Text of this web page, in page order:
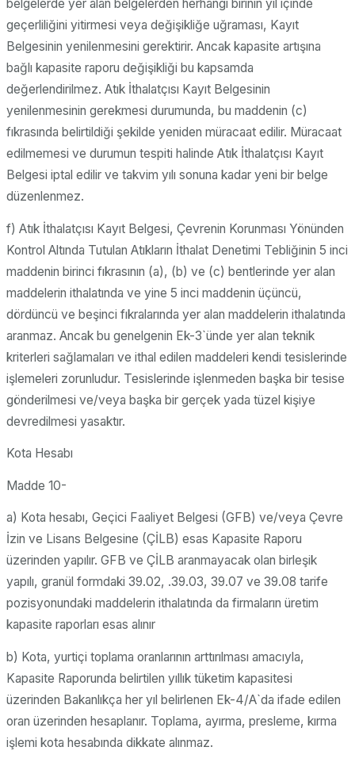
belgelerde yer alan belgelerden herhangi birinin yıl içinde
geçerliliğini yitirmesi veya değişikliğe uğraması, Kayıt
Belgesinin yenilenmesini gerektirir. Ancak kapasite artışına
bağlı kapasite raporu değişikliği bu kapsamda
değerlendirilmez. Atık İthalatçısı Kayıt Belgesinin
yenilenmesinin gerekmesi durumunda, bu maddenin (c)
fıkrasında belirtildiği şekilde yeniden müracaat edilir. Müracaat
edilmemesi ve durumun tespiti halinde Atık İthalatçısı Kayıt
Belgesi iptal edilir ve takvim yılı sonuna kadar yeni bir belge
düzenlenmez.
f) Atık İthalatçısı Kayıt Belgesi, Çevrenin Korunması Yönünden
Kontrol Altında Tutulan Atıkların İthalat Denetimi Tebliğinin 5 inci
maddenin birinci fıkrasının (a), (b) ve (c) bentlerinde yer alan
maddelerin ithalatında ve yine 5 inci maddenin üçüncü,
dördüncü ve beşinci fıkralarında yer alan maddelerin ithalatında
aranmaz. Ancak bu genelgenin Ek-3`ünde yer alan teknik
kriterleri sağlamaları ve ithal edilen maddeleri kendi tesislerinde
işlemeleri zorunludur. Tesislerinde işlenmeden başka bir tesise
gönderilmesi ve/veya başka bir gerçek yada tüzel kişiye
devredilmesi yasaktır.
Kota Hesabı
Madde 10-
a) Kota hesabı, Geçici Faaliyet Belgesi (GFB) ve/veya Çevre
İzin ve Lisans Belgesine (ÇİLB) esas Kapasite Raporu
üzerinden yapılır. GFB ve ÇİLB aranmayacak olan birleşik
yapılı, granül formdaki 39.02, .39.03, 39.07 ve 39.08 tarife
pozisyonundaki maddelerin ithalatında da firmaların üretim
kapasite raporları esas alınır
b) Kota, yurtiçi toplama oranlarının arttırılması amacıyla,
Kapasite Raporunda belirtilen yıllık tüketim kapasitesi
üzerinden Bakanlıkça her yıl belirlenen Ek-4/A`da ifade edilen
oran üzerinden hesaplanır. Toplama, ayırma, presleme, kırma
işlemi kota hesabında dikkate alınmaz.